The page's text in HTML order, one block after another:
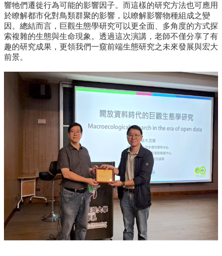
未
來
出
路
招
生
專
友
業
生
職
響牠們遷徙行為可能的影響因子。而這樣的研究方法也可應用
於瞭解都市化對鳥類群聚的影響，以瞭解影響物種組成之變
因。總結而言，巨觀生態學研究可以更全面、多角度的方式探
索複雜的生態與生命現象。透過這次演講，老師不僅分享了有
趣的研究成果，更領我們一窺前端生態研究之未來發展與宏大
前景。